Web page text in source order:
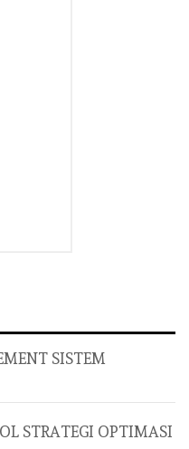
SISTEM
STRATEGI OPTIMASI